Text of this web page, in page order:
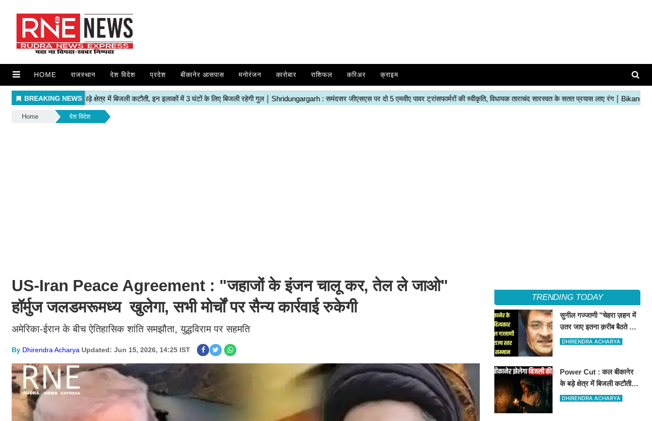
HOME राजस्थान देश विदेश प्रदेश बीकानेर आसपास मनोरंजन कारोबार राशिफल करिअर क्राइम
Home देश विदेश
US-Iran Peace Agreement : "जहाजों के इंजन चालू कर, तेल ले जाओ"
हॉर्मुज जलडमरूमध्य खुलेगा, सभी मोर्चों पर सैन्य कार्रवाई रुकेगी
अमेरिका-ईरान के बीच ऐतिहासिक शांति समझौता, युद्धविराम पर सहमति
By Dhirendra Acharya Updated: Jun 15, 2026, 14:25 IST
TRENDING TODAY
सुनील गज्जाणी "चेहरा ज़हन में
उतर जाए इतना क़रीब बैठते थे
वो...." नामक कविता के लिए
DHIRENDRA ACHARYA
Power Cut : कल बीकानेर
के बड़े क्षेत्र में बिजली कटौती,
इन इलाकों में 3 घंटों के लिए
DHIRENDRA ACHARYA